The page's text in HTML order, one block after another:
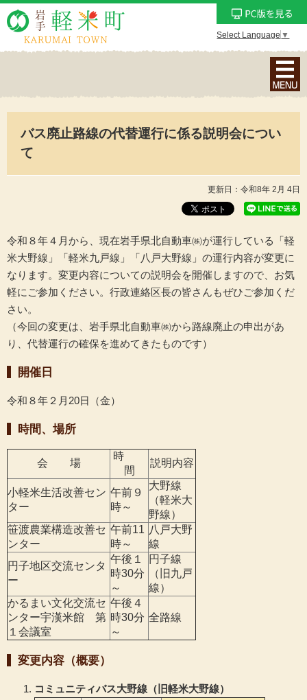
Select Language ▼
ナ
ビ
シ
メ
ニ
ュ
ー
を
表
示
バス廃止路線の代替運行に係る説明会につい
て
更新日：令和8年 2月 4日
令和８年４月から、現在岩手県北自動車㈱が運行している「軽
米大野線」「軽米九戸線」「八戸大野線」の運行内容が変更に
なります。変更内容についての説明会を開催しますので、お気
軽にご参加ください。行政連絡区長の皆さんもぜひご参加くだ
さい。
（今回の変更は、岩手県北自動車㈱から路線廃止の申出があ
り、代替運行の確保を進めてきたものです）
開催日
令和８年２月20日（金）
時間、場所
会 場
時
間
説明内容
小軽米生活改善セン
ター
午前９
時～
大野線
（軽米大
野線）
笹渡農業構造改善セ
ンター
午前11
時～
八戸大野
線
円子地区交流センタ
ー
午後１
時30分
～
円子線
（旧九戸
線）
かるまい文化交流セ
ンター宇漢米館 第
１会議室
午後４
時30分
～
全路線
変更内容（概要）
コミュニティバス大野線（旧軽米大野線）